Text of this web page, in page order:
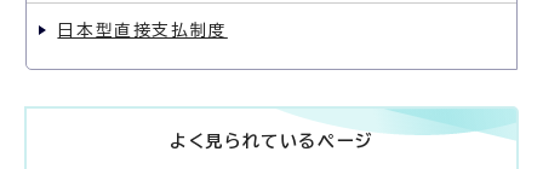
日本型直接支払制度
よく見られているページ